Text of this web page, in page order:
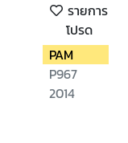
รายการ
โปรด
PAM
P967
2014